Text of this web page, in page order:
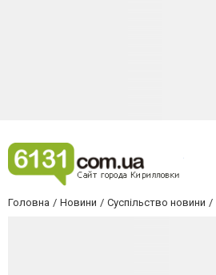
Головна Новини Суспільство новини